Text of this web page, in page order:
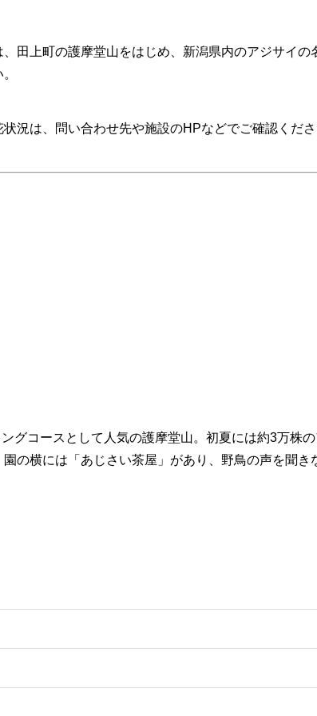
田上町の護摩堂山をはじめ、新潟県内のアジサイの
況は、問い合わせ先や施設のHPなどでご確認くださ
グコースとして人気の護摩堂山。初夏には約3万株
の横には「あじさい茶屋」があり、野鳥の声を聞き